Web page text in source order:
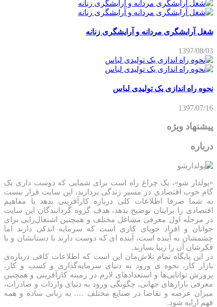
شغل آرایشگری مردانه و آرایشگری زنانه
1397/08/03
نحوه راه اندازی یک تولیدی لباس
1397/07/16
پیشنهاد ویژه
درباره
«پولدار شو»، یک چراغ راه است برای شمایی که دوست داری یک
گام خوب اقتصادی در مسیر زندگی بردارید، این سایت قرار نیست
به شما صرفا اطلاعات کلی درباره کارآفرینی بدهد یا مفاهیم
اقتصادی را برایتان توضیح بدهد، هدف گروه گردانندگان این سایت
در مرحله اول معرفی مشاغل مختلف و همچنین اشتغال‌زایی برای
جوانان و افراد جویای کاری است که سرمایه اندکی دارند اما
چشمشان به آینده است، آینده ای که دوست دارند با دستانشان و با
فکرشان آن را زیبا بسازند.
در این پایگاه تمام تلاش‌مان این است که ‌اطلاعات کافی درباره‌ی
بازار کار، نحوه ی ورود به دنیای سرمایه‌گذاری و کسب و کار،
پرورش توانایی‌ها و استعدادهای لازم در زمینه کارآفرینی و همچنین
معرفی بازارهای جهانی، چگونگی ورود به دنیای واردات و صادرات،
میزان عرضه و تقاضا در صنایع مختلف …. به زبانی ساده و همه
فهم ارایه شود.